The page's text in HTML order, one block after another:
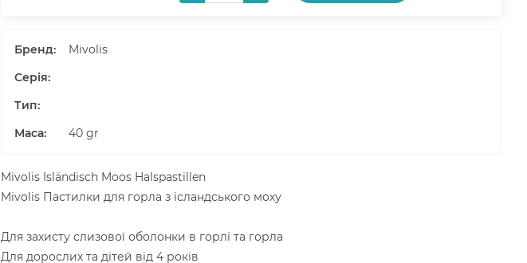
Бренд:
Mivolis
Серія:
Тип:
Маса: 40 gr
Mivolis Isländisch Moos Halspastillen
Mivolis Пастилки для горла з ісландського моху
Для захисту слизової оболонки в горлі та горла
Для дорослих та дітей від 4 років